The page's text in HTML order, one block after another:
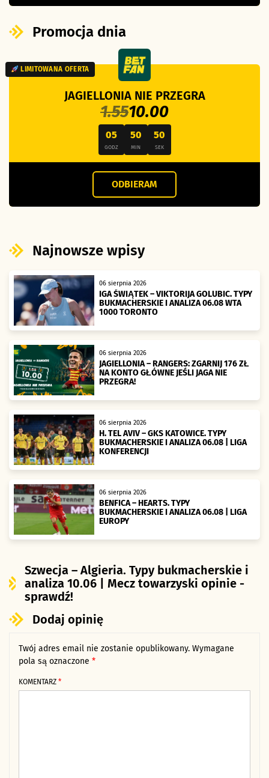
Promocja dnia
LIMITOWANA OFERTA
JAGIELLONIA NIE PRZEGRA
1.5510.00
05
GODZ
50
MIN
49
SEK
ODBIERAM
Najnowsze wpisy
06 sierpnia 2026
IGA ŚWIĄTEK – VIKTORIJA GOLUBIC. TYPY
BUKMACHERSKIE I ANALIZA 06.08 WTA
1000 TORONTO
06 sierpnia 2026
JAGIELLONIA – RANGERS: ZGARNIJ 176 ZŁ
NA KONTO GŁÓWNE JEŚLI JAGA NIE
PRZEGRA!
06 sierpnia 2026
H. TEL AVIV – GKS KATOWICE. TYPY
BUKMACHERSKIE I ANALIZA 06.08 | LIGA
KONFERENCJI
06 sierpnia 2026
BENFICA – HEARTS. TYPY
BUKMACHERSKIE I ANALIZA 06.08 | LIGA
EUROPY
Szwecja – Algieria. Typy bukmacherskie i
analiza 10.06 | Mecz towarzyski opinie -
sprawdź!
Dodaj opinię
Twój adres email nie zostanie opublikowany. Wymagane
pola są oznaczone *
KOMENTARZ *
Alternative: